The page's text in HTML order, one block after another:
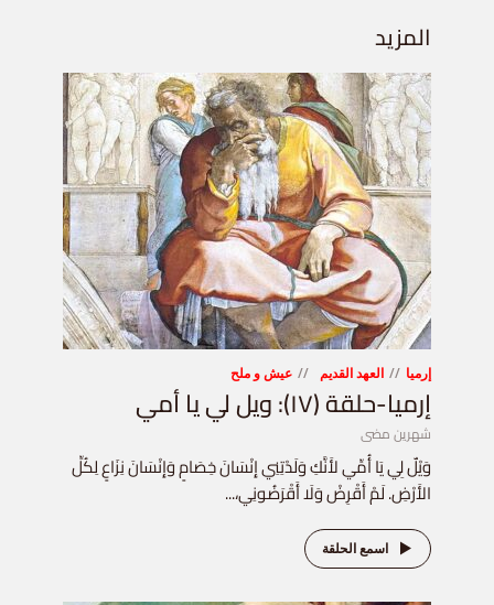
المزيد
إرميا العهد القديم عيش و ملح
إرميا-حلقة (١٧): ويل لي يا أمي
شهرين مضى
وَيْلٌ لِي يَا أُمِّي لأَنَّكِ وَلَدْتِنِي إِنْسَانَ خِصَامٍ وَإِنْسَانَ نِزَاعٍ لِكُلِّ
الأَرْضِ. لَمْ أَقْرِضْ وَلَا أَقْرَضُونِي،...
اسمع الحلقة